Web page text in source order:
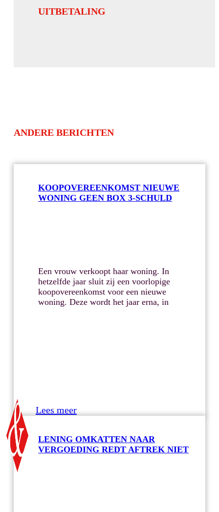
UITBETALING
ANDERE BERICHTEN
KOOPOVEREENKOMST NIEUWE
WONING GEEN BOX 3-SCHULD
Een vrouw verkoopt haar woning. In
hetzelfde jaar sluit zij een voorlopige
koopovereenkomst voor een nieuwe
woning. Deze wordt het jaar erna, in
Lees meer
LENING OMKATTEN NAAR
VERGOEDING REDT AFTREK NIET